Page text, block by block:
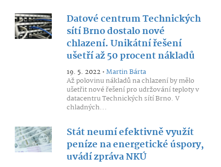
Datové centrum Technických
sítí Brno dostalo nové
chlazení. Unikátní řešení
ušetří až 50 procent nákladů
19. 5. 2022 •Martin Bárta
Až polovinu nákladů na chlazení by mělo
ušetřit nové řešení pro udržování teploty v
datacentru Technických sítí Brno. V
chladných...
Stát neumí efektivně využít
peníze na energetické úspory,
uvádí zpráva NKÚ